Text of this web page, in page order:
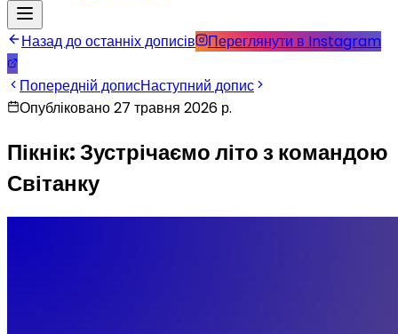
Назад до останніх дописів Переглянути в Instagram
Попередній дописНаступний допис
Опубліковано 27 травня 2026 р.
Пікнік: Зустрічаємо літо з командою
Світанку